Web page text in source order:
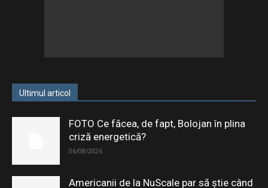
Ultimul articol
FOTO Ce făcea, de fapt, Bolojan în plina
criză energetică?
06/08/2026
Americanii de la NuScale par să știe când